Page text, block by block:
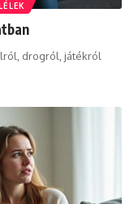
drogról, játékról